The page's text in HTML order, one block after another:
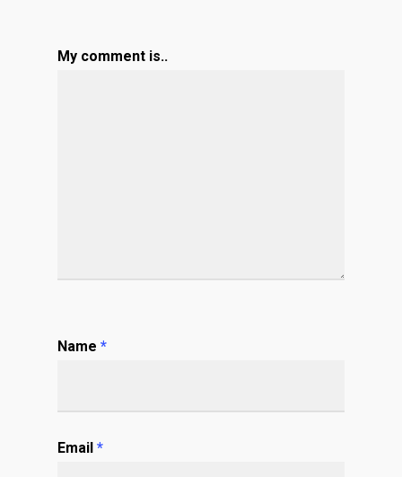
My comment is..
Name *
Email *